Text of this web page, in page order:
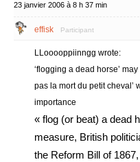
23 janvier 2006 à 8 h 37 min
effisk Participant
LLooooppiinngg wrote:
‘flogging a dead horse’
pas la mort du petit cheval’
importance
« flog (or beat) a dead
measure, British
the Reform Bill of